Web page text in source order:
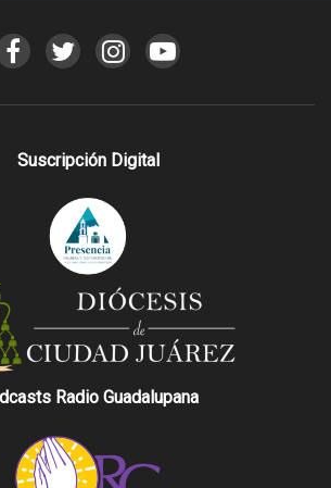
Suscripción Digital
Radio Guadalupana